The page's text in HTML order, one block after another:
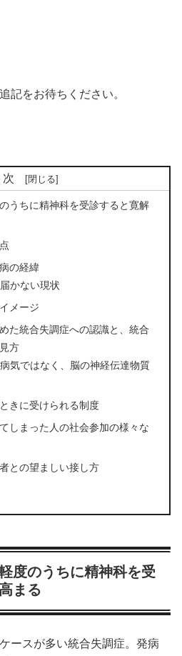
記をお待ちください。
うちに精神科を受診すると寛解
の経緯
かない現状
メージ
た統合失調症への認識と、統合
方
気ではなく、脳の神経伝達物質
きに受けられる制度
しまった人の社会参加の様々な
との望ましい接し方
度のうちに精神科を受
まる
ースが多い統合失調症。発病